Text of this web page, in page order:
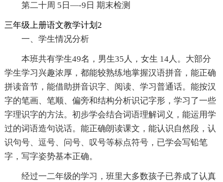
第二十周 5日—-9日 期末检测
三年级上册语文教学计划2
一、学生情况分析
本班共有学生49名，男生35人，女生 14人。大部分
学生学习兴趣浓厚，都能较熟练地掌握汉语拼音，能正确
拼读音节，能借助拼音识字、阅读、学习普通话。能按汉
字的笔画、笔顺、偏旁和结构分析识记字形，学习了一些
字理识字的方法。初步学会结合词语理解词义，能运用学
过的词语造句说话。能正确朗读课文，能认识自然段，认
识句号、逗号、问号、叹号等标点符号，已学会写铅笔
字，写字姿势基本正确。
经过一二年级的学习，班里大多数孩子已养成了认真